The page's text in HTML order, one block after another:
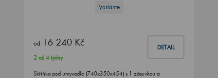
Variante
od 16 240 Kč DETAIL
2 až 4 týdny
Skříňka pod umyvadlo (740x350x454) s 1 zásuvkou a